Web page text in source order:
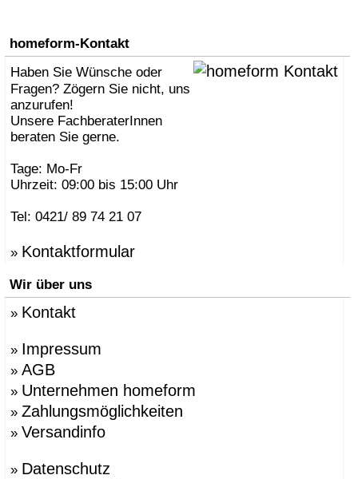
homeform-Kontakt
Haben Sie Wünsche oder
Fragen? Zögern Sie nicht, uns
anzurufen!
Unsere FachberaterInnen
beraten Sie gerne.
Tage: Mo-Fr
Uhrzeit: 09:00 bis 15:00 Uhr
Tel: 0421/ 89 74 21 07
» Kontaktformular
Wir über uns
» Kontakt
» Impressum
» AGB
» Unternehmen homeform
» Zahlungsmöglichkeiten
» Versandinfo
» Datenschutz